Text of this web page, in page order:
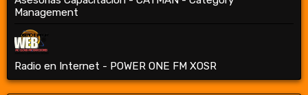
Management
Radio en Internet - POWER ONE FM XOSR